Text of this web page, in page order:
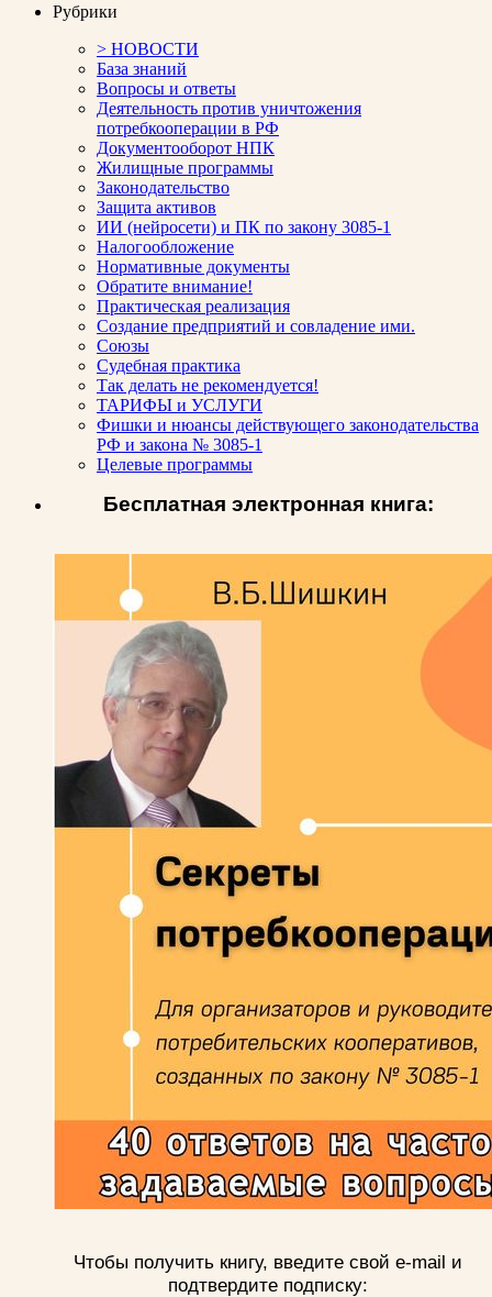
Рубрики
> НОВОСТИ
База знаний
Вопросы и ответы
Деятельность против уничтожения
потребкооперации в РФ
Документооборот НПК
Жилищные программы
Законодательство
Защита активов
ИИ (нейросети) и ПК по закону 3085-1
Налогообложение
Нормативные документы
Обратите внимание!
Практическая реализация
Создание предприятий и совладение ими.
Союзы
Судебная практика
Так делать не рекомендуется!
ТАРИФЫ и УСЛУГИ
Фишки и нюансы действующего законодательства
РФ и закона № 3085-1
Целевые программы
Бесплатная электронная книга:
Чтобы получить книгу, введите свой e-mail и
подтвердите подписку: